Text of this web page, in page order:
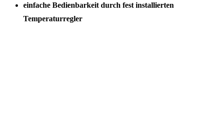
einfache Bedienbarkeit durch fest installierten
Temperaturregler